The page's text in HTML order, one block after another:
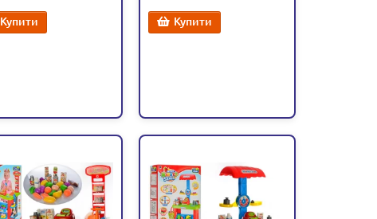
Купити Купити